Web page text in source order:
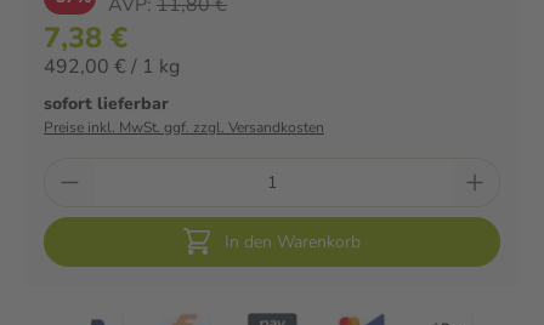
7,38 €
492,00 € / 1 kg
sofort lieferbar
Preise inkl. MwSt. ggf. zzgl. Versandkosten
In den Warenkorb